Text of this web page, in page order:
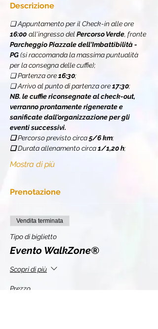
Descrizione
❏ Appuntamento per il Check-in alle ore
16:00 all'ingresso del Percorso Verde, fronte
Parcheggio Piazzale dell'Imbattibilità -
PG (si raccomanda la massima puntualità
per la consegna delle cuffie);
❏ Partenza ore 16:30;
❏ Arrivo al punto di partenza ore 17:30;
NB. le cuffie riconsegnate al check-out,
verranno prontamente rigenerate e
sanificate dall'organizzazione per gli
eventi successivi.
❏ Percorso previsto circa 5/6 km;
❏ Durata allenamento circa 1/1,20 h;
Mostra di più
Prenotazione
Vendita terminata
Tipo di biglietto
Evento WalkZone®
Scopri di più
Prezzo